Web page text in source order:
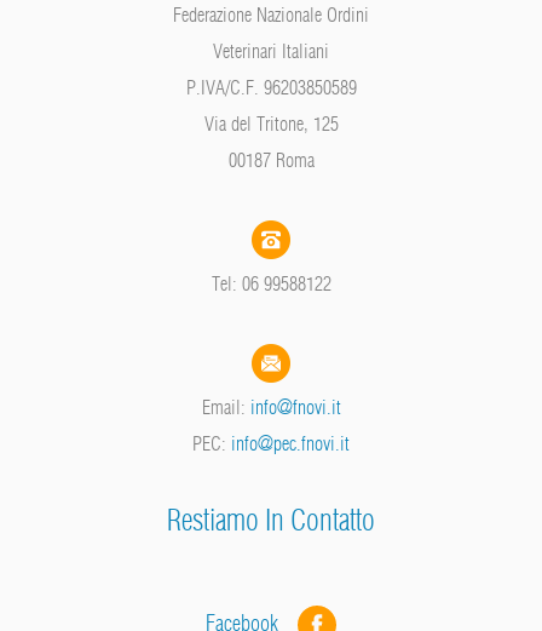
Federazione Nazionale Ordini
Veterinari Italiani
P.IVA/C.F. 96203850589
Via del Tritone, 125
00187 Roma
Tel: 06 99588122
Email: info@fnovi.it
PEC: info@pec.fnovi.it
Restiamo In Contatto
Facebook